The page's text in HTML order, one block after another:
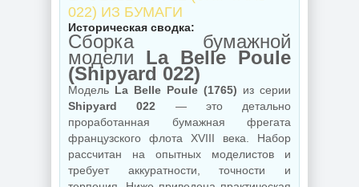
022) ИЗ БУМАГИ
Историческая сводка:
Сборка бумажной
модели La Belle Poule
(Shipyard 022)
Модель La Belle Poule (1765) из серии
Shipyard 022 — это детально
проработанная бумажная фрегата
французского флота XVIII века. Набор
рассчитан на опытных моделистов и
требует аккуратности, точности и